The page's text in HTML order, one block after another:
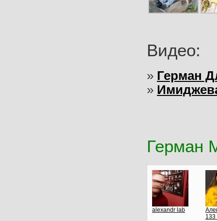
Видео:
» Герман
»
Герман
alexandr lab
133